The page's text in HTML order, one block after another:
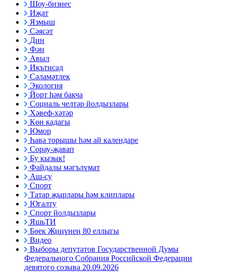
Шоу-бизнес
Иҗат
Язмыш
Сәясәт
Дин
Фән
Авыл
Икътисад
Сәламәтлек
Экология
Йорт һәм бакча
Социаль челтәр йолдызлары
Хәвеф-хәтәр
Көн кадагы
Юмор
Һава торышы һәм ай календаре
Сорау-җавап
Бу кызык!
Файдалы мәгълүмат
Аш-су
Спорт
Татар җырлары һәм клиплары
Югалту
Спорт йолдызлары
ЯшьТИ
Бөек Җиңүнең 80 еллыгы
Видео
Выборы депутатов Государственной Думы
Федерального Собрания Российской Федерации
девятого созыва 20.09.2026